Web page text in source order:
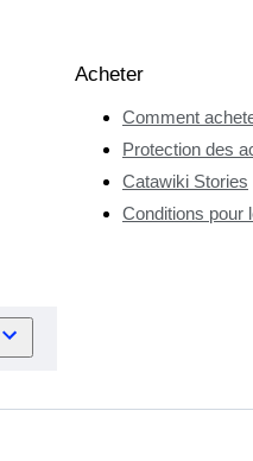
Acheter
Comment
Protection des
Catawiki Stories
Conditions pour